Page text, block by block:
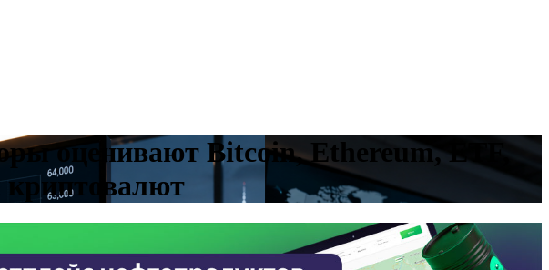
оценивают Bitcoin, Ethereum, ETF,
криптовалют